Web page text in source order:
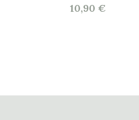
10,90 €